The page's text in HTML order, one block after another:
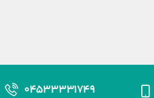
۰۴۵۳۳۳۳۱۷۴۹